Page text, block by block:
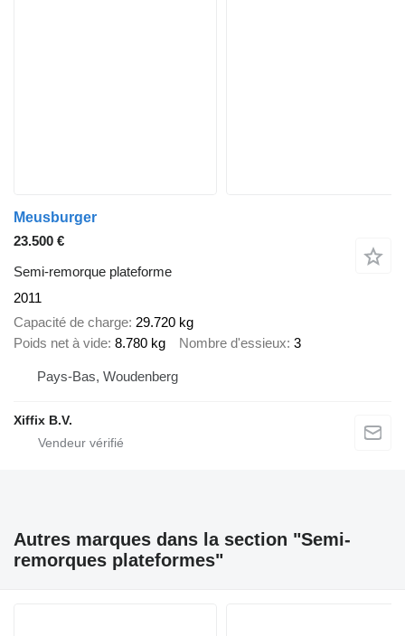
Meusburger
23.500 €
Semi-remorque plateforme
2011
Capacité de charge 29.720 kg
Poids net à vide 8.780 kg Nombre d'essieux 3
Pays-Bas, Woudenberg
Xiffix B.V.
Autres marques dans la section "Semi-
remorques plateformes"